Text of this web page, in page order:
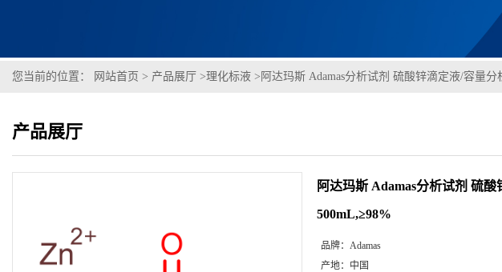
您当前的位置： 网站首页 > 产品展厅 >理化标液 > 阿达玛斯 Adamas分析试剂 硫酸锌滴定液/容量分
产品展厅
阿达玛斯 Adamas分析试剂 硫
500mL,≥98%
品牌： Adamas
产地： 中国